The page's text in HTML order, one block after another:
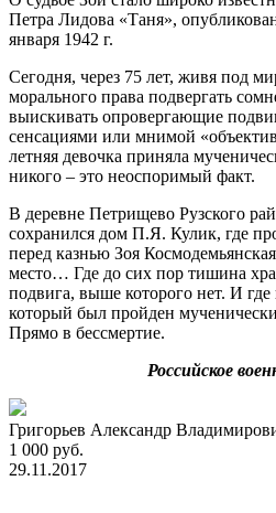
Петра Лидова «Таня»,
января 1942 г.
Сегодня, через 75 лет, живя под
морального права подвергать
выискивать опровергающие
сенсациями или мнимой
летняя девочка приняла
никого – это неоспоримый факт.
В деревне Петрищево Рузского
сохранился дом П.Я. Кулик, где
перед казнью Зоя
место… Где до сих пор тишина
подвига, выше которого нет. И где
который был пройден
Прямо в бессмертие.
Российское
Григорьев Александр
1 000 руб.
29.11.2017